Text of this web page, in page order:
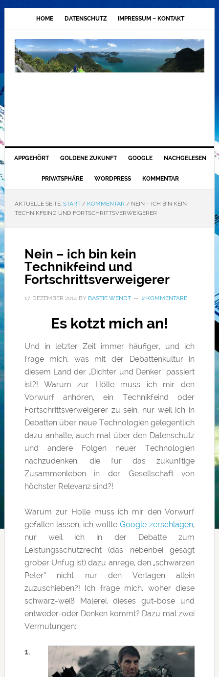
HOME DATENSCHUTZ IMPRESSUM – KONTAKT
APPGEHÖRT GOLDENE ZUKUNFT GOOGLE NACHGELESEN
PRIVATSPHÄRE WORDPRESS KOMMENTAR
AKTUELLE SEITE: START / KOMMENTAR /NEIN – ICH BIN KEIN
TECHNIKFEIND UND FORTSCHRITTSVERWEIGERER
Nein – ich bin kein
Technikfeind und
Fortschrittsverweigerer
17. DEZEMBER 2014 BY BASTIE WENDT 2 KOMMENTARE
Es kotzt mich an!
Und in letzter Zeit immer häufiger, und ich
frage mich, was mit der Debattenkultur in
diesem Land der „Dichter und Denker“ passiert
ist?! Warum zur Hölle muss ich mir den
Vorwurf anhören, ein Technikfeind oder
Fortschrittsverweigerer zu sein, nur weil ich in
Debatten über neue Technologien gelegentlich
dazu anhalte, auch mal über den Datenschutz
und andere Folgen neuer Technologien
nachzudenken, die für das zukünftige
Zusammenleben in der Gesellschaft von
höchster Relevanz sind?!
Warum zur Hölle muss ich mir den Vorwurf
gefallen lassen, ich wollteGoogle zerschlagen,
nur weil ich in der Debatte zum
Leistungsschutzrecht (das nebenbei gesagt
grober Unfug ist) dazu anrege, den „schwarzen
Peter“ nicht nur den Verlagen allein
zuzuschieben?! Ich frage mich, woher diese
schwarz-weiß Malerei, dieses gut-böse und
entweder-oder Denken kommt? Dazu mal zwei
Vermutungen:
1.